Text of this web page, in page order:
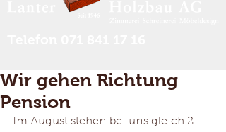
Wir gehen Richtung
Pension
Im August stehen bei uns gleich 2